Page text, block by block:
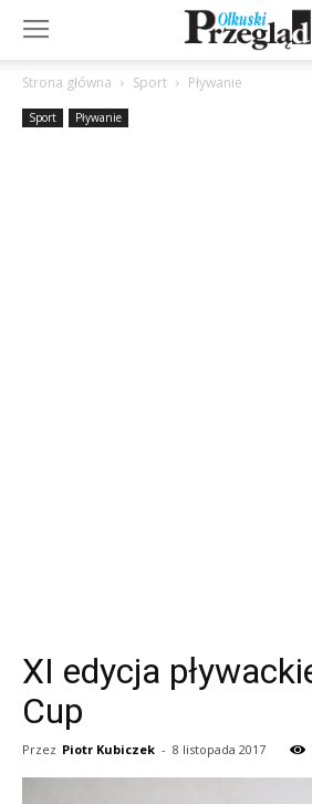
Strona główna Sport Pływanie
Sport Pływanie
XI edycja
Cup
Przez Piotr Kubiczek - 8 listopada 2017